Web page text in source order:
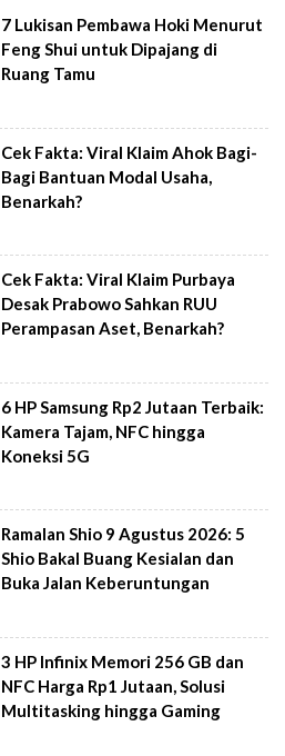
7 Lukisan Pembawa Hoki Menurut
Feng Shui untuk Dipajang di
Ruang Tamu
Cek Fakta: Viral Klaim Ahok Bagi-
Bagi Bantuan Modal Usaha,
Benarkah?
Cek Fakta: Viral Klaim Purbaya
Desak Prabowo Sahkan RUU
Perampasan Aset, Benarkah?
6 HP Samsung Rp2 Jutaan Terbaik:
Kamera Tajam, NFC hingga
Koneksi 5G
Ramalan Shio 9 Agustus 2026: 5
Shio Bakal Buang Kesialan dan
Buka Jalan Keberuntungan
3 HP Infinix Memori 256 GB dan
NFC Harga Rp1 Jutaan, Solusi
Multitasking hingga Gaming